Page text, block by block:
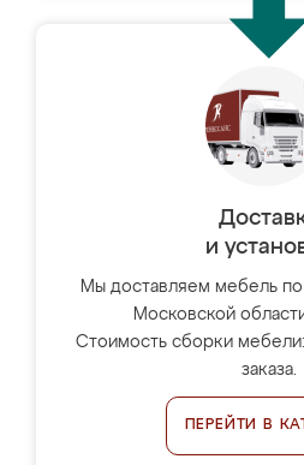
и
Мы доставляем мебель
Московской
Стоимость сборки
заказа.
ПЕРЕЙТИ В